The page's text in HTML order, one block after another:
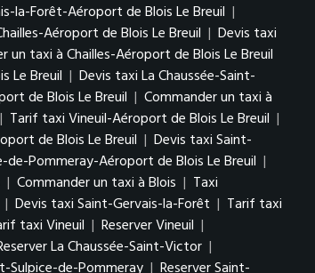
la-Forêt-Aéroport de Blois Le Breuil |
Aéroport de Blois Le Breuil | Devis taxi
un taxi à Chailles-Aéroport de Blois Le Breuil
Le Breuil | Devis taxi La Chaussée-Saint-
de Blois Le Breuil | Commander un taxi à
| Tarif taxi Vineuil-Aéroport de Blois Le Breuil |
de Blois Le Breuil | Devis taxi Saint-
de-Pommeray-Aéroport de Blois Le Breuil |
| Commander un taxi à Blois | Taxi
| Devis taxi Saint-Gervais-la-Forêt | Tarif taxi
taxi Vineuil | Reserver Vineuil |
La Chaussée-Saint-Victor |